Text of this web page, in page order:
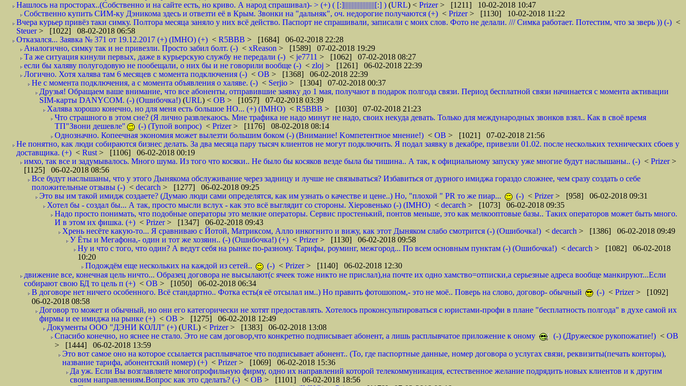
Нашлось на просторах..(Собственно и на сайте есть, но криво. А народ спрашивал)- > (+) ( [:]||||||||||||||||||||[:] ) (URL) < Prizer> [1211] 10-02-2018 10:47
Собственно купить СИМ-ку Дэникома здесь и отвезти её в Крым. Звонки на "дальняк", оч. недорогие получаются (+) < Prizer> [1130] 10-02-2018 11:22
Вчера курьер привёз таки симку. Полтора месяца заняло у них всё действо. Паспорт не спрашивали, записали с моих слов. Фото не делали. /// Симка работает. Потестим, что за зверь )) (-) <
Steuer> [1022] 08-02-2018 06:58
Отказался... Заявка № 371 от 19.12.2017 (+) (IMHO) (+) < R5BBB > [1684] 06-02-2018 22:28
Аналогично, симку так и не привезли. Просто забил болт. (-) < xReason > [1589] 07-02-2018 19:29
Та же ситуация кинули первых, даже в курьерскую службу не передали (-) < je7711 > [1062] 07-02-2018 08:27
если бы халяву полугодовую не пообещали, о них бы и не говорили вообще (-) < zloj > [1261] 06-02-2018 22:39
Логично. Хотя халява там 6 месяцев с момента подключения (-) < ОВ > [1368] 06-02-2018 22:39
Не с момента подключения, а с момента объявления о халяве. (-) < Serjio > [1304] 07-02-2018 00:37
Друзья! Обращаем ваше внимание, что все абоненты, отправившие заявку до 1 мая, получают в подарок полгода связи. Период бесплатной связи начинается с момента активации
SIM-карты DANYCOM. (-) (Ошибочка!) (URL) < ОВ > [1057] 07-02-2018 03:39
Халява хорошо конечно, но для меня есть большое НО... (+) (IMHO) < R5BBB > [1030] 07-02-2018 21:23
Что страшного в этом сне? (Я лично развлекаюсь. Мне трафика не надо минут не надо, своих некуда девать. Только для международных звонков взял.. Как в своё время
ТП"Звони дешевле"
(-) (Тупой вопрос) < Prizer> [1176] 08-02-2018 08:14
Однозначно. Копеечная экономия может вылезти большим боком (-) (Внимание! Kомпетентное мнение!) < ОВ > [1021] 07-02-2018 21:56
Не понятно, как люди собираются бизнес делать. За два месяца пару тысяч клиентов не могут подключить. Я подал заявку в декабре, привезли 01.02. после нескольких технических сбоев у
доставщика. (+) < Rust > [1106] 06-02-2018 00:19
имхо, так все и задумывалось. Много шума. Из того что косяки.. Не было бы косяков везде была бы тишина.. А так, к официальному запуску уже многие будут наслышаны.. (-) < Prizer>
[1125] 06-02-2018 08:56
Все будут наслышаны, что у этого Дынякома обслуживание через задницу и лучше не связываться? Избавиться от дурного имиджа гораздо сложнее, чем сразу создать о себе
положительные отзывы (-) < decarch > [1277] 06-02-2018 09:25
Это вы им такой имидж создаете? (Думаю люди сами определятся, как им узнать о качестве и цене..) Но, "плохой " PR то же пиар...
(-) < Prizer> [958] 06-02-2018 09:31
Хотел бы - создал бы... А так, просто мысли вслух - как это всё выглядит со стороны. Хieровенько (-) (IMHO) < decarch > [1073] 06-02-2018 09:35
Надо просто понимать, что подобные операторы это мелкие операторы. Сервис простенький, понтов меньше, это как мелкооптовые базы.. Таких операторов может быть много.
И в этом их фишка. (+) < Prizer> [1347] 06-02-2018 09:43
Хрень несёте какую-то... Я сравниваю с Йотой, Матриксом, Алло инкогнито и вижу, как этот Дыняком слабо смотрится (-) (Ошибочка!) < decarch > [1386] 06-02-2018 09:49
У Ёты и Мегафона,- один и тот же хозяин.. (-) (Ошибочка!) (+) < Prizer> [1130] 06-02-2018 09:58
Ну и что с того, что один? А ведут себя на рынке по-разному. Тарифы, роуминг, межгород... По всем основным пунктам (-) (Ошибочка!) < decarch > [1082] 06-02-2018
10:20
Подождём еще нескольких на каждой из сетей..
(-) < Prizer> [1140] 06-02-2018 12:30
движение все, конечная цель ничто... Образец договора не высылают(с ячеек тоже никто не прислал),на почте их одно хамство=отписки,а серьезные адреса вообще манкируют...Если
собирают свою БД то цель п (+) < ОВ > [1050] 06-02-2018 06:34
В договоре нет ничего особенного. Всё стандартно.. Фотка есть(я её отсылал им..) Но править фотошопом,- это не моё.. Поверь на слово, договор- обычный
(-) < Prizer> [1092]
06-02-2018 08:58
Договор то может и обычный, но они его категорически не хотят предоставлять. Хотелось проконсультироваться с юристами-профи в плане "бесплатность полгода" в духе самой их
фирмы и ее имиджа на рынке (+) < ОВ > [1275] 06-02-2018 12:49
Документы ООО "ДЭНИ КОЛЛ" (+) (URL) < Prizer> [1383] 06-02-2018 13:08
Спасибо конечно, но яснее не стало. Это не сам договор,что конкретно подписывает абонент, а лишь расплывчатое приложение к оному
(-) (Дружеское рукопожатие!) < ОВ
> [1444] 06-02-2018 13:59
Это вот самое оно на которое ссылается расплывчатое что подписывает абонент.. (То, где паспортные данные, номер договора о услугах связи, реквизиты(печать конторы),
название тарифа, абонентский номер) (+) < Prizer> [1069] 06-02-2018 15:36
Да уж. Если Вы возглавляете многопрофильную фирму, одно их направлений которой телекоммуникация, естественное желание подрядить новых клиентов и к другим
своим направлениям.Вопрос как это сделать? (-) < ОВ > [1101] 06-02-2018 18:56